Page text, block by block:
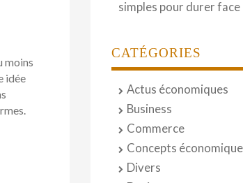
moins
idée
simples pour durer
CATÉGORIES
Actus économiques
Business
Commerce
Concepts
Divers